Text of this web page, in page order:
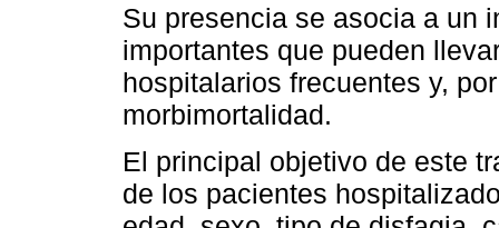
Su presencia se asocia a un
importantes que pueden
hospitalarios frecuentes y,
morbimortalidad.
El principal objetivo de este
de los pacientes